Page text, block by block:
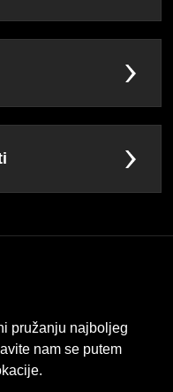
pružanju najboljeg
nam se putem